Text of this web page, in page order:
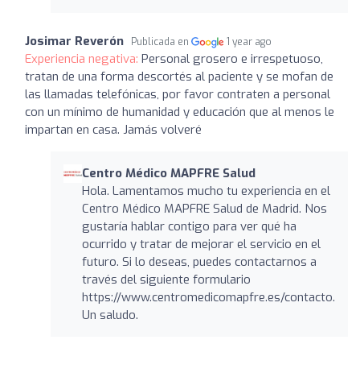
Josimar Reverón Publicada en 1 year ago
Experiencia negativa: Personal grosero e irrespetuoso,
tratan de una forma descortés al paciente y se mofan de
las llamadas telefónicas, por favor contraten a personal
con un mínimo de humanidad y educación que al menos le
impartan en casa. Jamás volveré
Centro Médico MAPFRE Salud
Hola. Lamentamos mucho tu experiencia en el
Centro Médico MAPFRE Salud de Madrid. Nos
gustaría hablar contigo para ver qué ha
ocurrido y tratar de mejorar el servicio en el
futuro. Si lo deseas, puedes contactarnos a
través del siguiente formulario
https://www.centromedicomapfre.es/contacto.
Un saludo.